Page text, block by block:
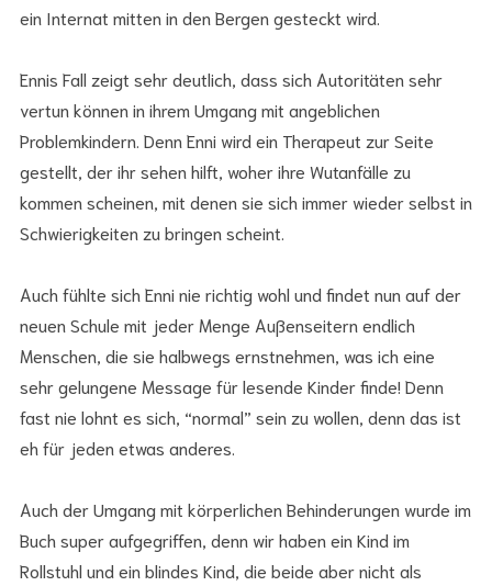
ein Internat mitten in den Bergen gesteckt wird.
Ennis Fall zeigt sehr deutlich, dass sich Autoritäten sehr
vertun können in ihrem Umgang mit angeblichen
Problemkindern. Denn Enni wird ein Therapeut zur Seite
gestellt, der ihr sehen hilft, woher ihre Wutanfälle zu
kommen scheinen, mit denen sie sich immer wieder selbst in
Schwierigkeiten zu bringen scheint.
Auch fühlte sich Enni nie richtig wohl und findet nun auf der
neuen Schule mit jeder Menge Außenseitern endlich
Menschen, die sie halbwegs ernstnehmen, was ich eine
sehr gelungene Message für lesende Kinder finde! Denn
fast nie lohnt es sich, “normal” sein zu wollen, denn das ist
eh für jeden etwas anderes.
Auch der Umgang mit körperlichen Behinderungen wurde im
Buch super aufgegriffen, denn wir haben ein Kind im
Rollstuhl und ein blindes Kind, die beide aber nicht als